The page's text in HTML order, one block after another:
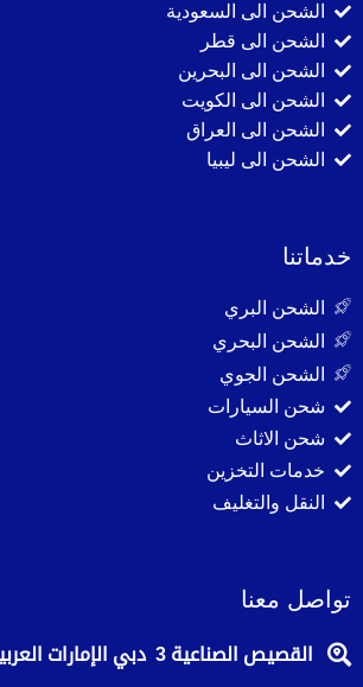
الشحن الى السعودية
الشحن الى قطر
الشحن الى البحرين
الشحن الى الكويت
الشحن الى العراق
الشحن الى ليبيا
خدماتنا
الشحن البري
الشحن البحري
الشحن الجوي
شحن السيارات
شحن الاثاث
خدمات التخزين
النقل والتغليف
تواصل معنا
القصيص الصناعية 3 دبي الإمارات العربية المتحدة.